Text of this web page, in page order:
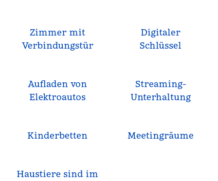
Zimmer mit
Verbindungstür
Digitaler
Schlüssel
Aufladen von
Elektroautos
Streaming-
Unterhaltung
Kinderbetten Meeting­räume
Haustiere sind im